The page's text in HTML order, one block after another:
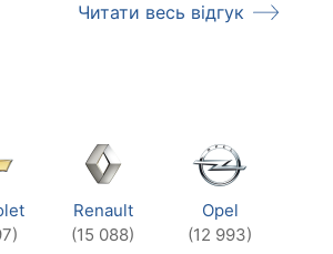
Читати весь відгук
Renault
(15 088)
Opel
(12 993)